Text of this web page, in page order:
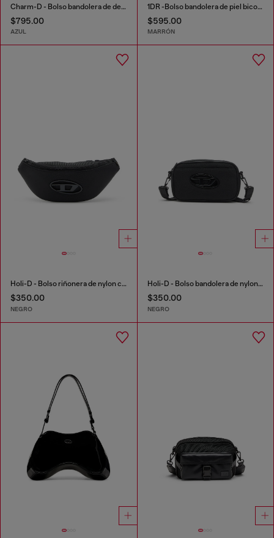
Charm-D - Bolso bandolera de denim con acabado metálico
$795.00
AZUL
1DR -Bolso bandolera de piel bicolor
$595.00
MARRÓN
Holi-D - Bolso riñonera de nylon con bolsillo interior
$350.00
NEGRO
Holi-D - Bolso bandolera de nylon con bolsillo interior
$350.00
NEGRO